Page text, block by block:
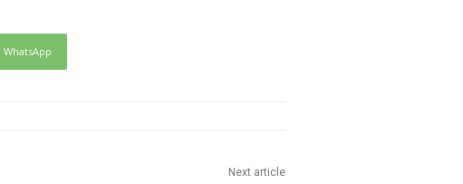
WhatsApp
Next article